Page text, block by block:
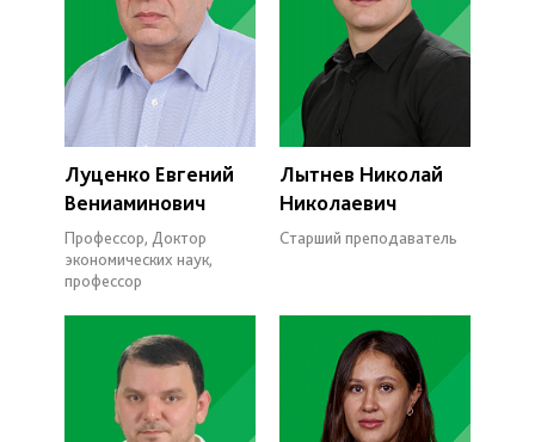
Луценко Евгений
Вениаминович
Профессор, Доктор
экономических наук,
профессор
Лытнев Николай
Николаевич
Старший преподаватель